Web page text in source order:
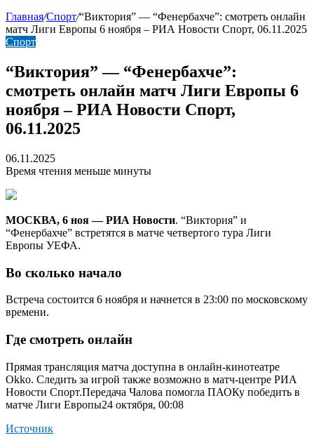
Главная/Спорт/“Виктория” — “Фенербахче”: смотреть онлайн
матч Лиги Европы 6 ноября – РИА Новости Спорт, 06.11.2025
Спорт
“Виктория” — “Фенербахче”:
смотреть онлайн матч Лиги Европы 6
ноября – РИА Новости Спорт,
06.11.2025
06.11.2025
Время чтения меньше минуты
МОСКВА, 6 ноя — РИА Новости. “Виктория” и
“Фенербахче” встретятся в матче четвертого тура Лиги
Европы УЕФА.
Во сколько начало
Встреча состоится 6 ноября и начнется в 23:00 по московскому
времени.
Где смотреть онлайн
Прямая трансляция матча доступна в онлайн-кинотеатре
Okko. Следить за игрой также возможно в матч-центре РИА
Новости Спорт.Передача Чалова помогла ПАОКу победить в
матче Лиги Европы24 октября, 00:08
Источник